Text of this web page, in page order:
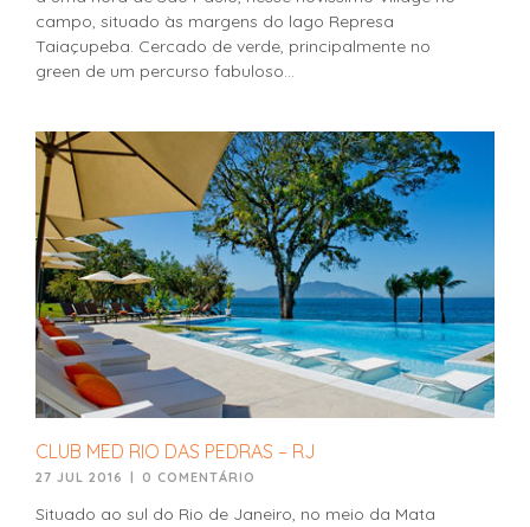
campo, situado às margens do lago Represa
Taiaçupeba. Cercado de verde, principalmente no
green de um percurso fabuloso...
CLUB MED RIO DAS PEDRAS – RJ
27 JUL 2016 0 COMENTÁRIO
Situado ao sul do Rio de Janeiro, no meio da Mata